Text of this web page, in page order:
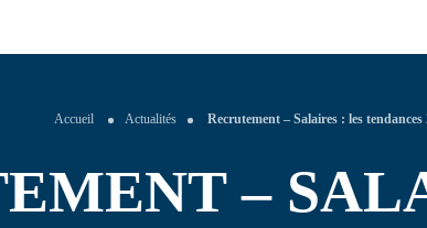
Accueil Actualités Recrutement – Salaires : les tendances
–